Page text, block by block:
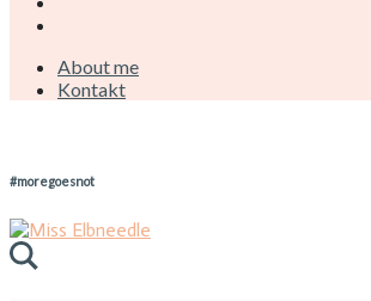
About me
Kontakt
#moregoesnot